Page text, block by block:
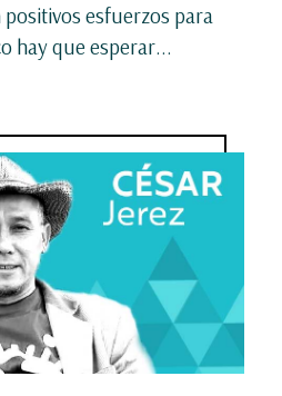
esfuerzos para
hay que esperar...